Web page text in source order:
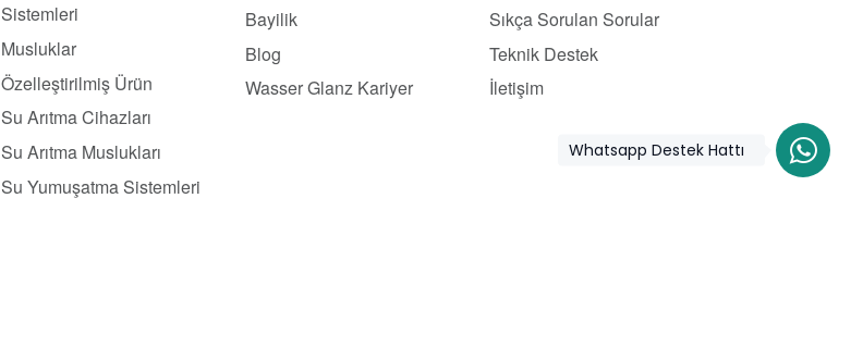
Sistemleri
Musluklar
Özelleştirilmiş Ürün
Su Arıtma Cihazları
Su Arıtma Muslukları
Su Yumuşatma Sistemleri
Bayilik
Blog
Wasser Glanz Kariyer
Sıkça Sorulan Sorular
Teknik Destek
İletişim
Whatsapp Destek Hattı